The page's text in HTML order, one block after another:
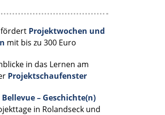
fördert Projektwochen und
mit bis zu 300 Euro
in das Lernen am
Projektschaufenster
– Geschichte(n)
in Rolandseck und